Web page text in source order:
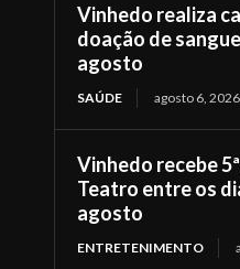
Vinhedo realiza
doação de
agosto
SAÚDE agosto 6, 2026
Vinhedo recebe
Teatro entre os
agosto
ENTRETENIMENTO